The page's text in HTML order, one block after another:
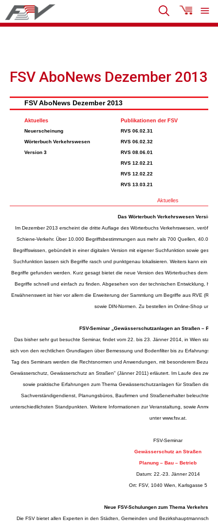
FSV AboNews Dezember 2013
FSV AboNews Dezember 2013
Aktuelles Publikationen der FSV
Neuerscheinung
Wörterbuch Verkehrswesen
Version 3
RVS 06.02.31
RVS 06.02.32
RVS 08.06.01
RVS 12.02.21
RVS 12.02.22
RVS 13.03.21
Aktuelles
Das Wörterbuch Verkehrswesen Version 3
Im Dezember 2013 erscheint die dritte Auflage des Wörterbuchs Verkehrswesen,
Schiene-Verkehr. Über 10.000 Begriffsbestimmungen aus mehr als 700 Quellen, 40.000
Begriffswissen, gebündelt in einer digitalen Version mit eigener Suchfunktion sowie
Suchfunktion lassen sich Begriffe rasch und punktgenau lokalisieren. Weiters kann ein
Begriffe gefunden werden. Kurz gesagt bietet die neue Version des Wörterbuches dem
Begriffe schnell und einfach zu finden. Abgesehen von der technischen Entwicklung, hat
Erwähnenswert ist hier vor allem die Erweiterung der Sammlung um Begriffe aus RVE
sowie DIN-Normen. Zu bestellen im Online-Shop unter
FSV-Seminar „Gewässerschutzanlagen an Straßen –
Das bisher sehr gut besuchte Seminar, findet vom 22. bis 23. Jänner 2014, in Wien statt.
sich von den rechtlichen Grundlagen über Bemessung und Bodenfilter bis zu
Tag des Seminars werden die Rechtsnormen und Anwendungen, mit besonderem Bezug
Gewässerschutz, Gewässerschutz an Straßen" (Jänner 2011) erläutert. Im Laufe des
sowie praktische Erfahrungen zum Thema Gewässerschutzanlagen für Straßen
Sachverständigendienst, Planungsbüros, Baufirmen und Straßenerhalter beleuchten
unterschiedlichsten Standpunkten. Weitere Informationen zur Veranstaltung, sowie
unterwww.fsv.at.
FSV-Seminar
Gewässerschutz an Straßen
Planung – Bau – Betrieb
Datum: 22.-23. Jänner 2014
Ort: FSV, 1040 Wien, Karlsgasse 5
Neue FSV-Schulungen zum Thema
Die FSV bietet allen Experten in den Städten, Gemeinden und